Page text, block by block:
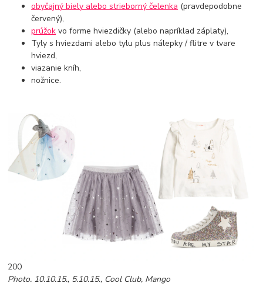
obyčajný biely alebo strieborný čelenka (pravdepodobne
červený),
prúžok vo forme hviezdičky (alebo napríklad záplaty),
Tyly s hviezdami alebo tylu plus nálepky / flitre v tvare
hviezd,
viazanie kníh,
nožnice.
200
Photo. 10.10.15., 5.10.15., Cool Club, Mango